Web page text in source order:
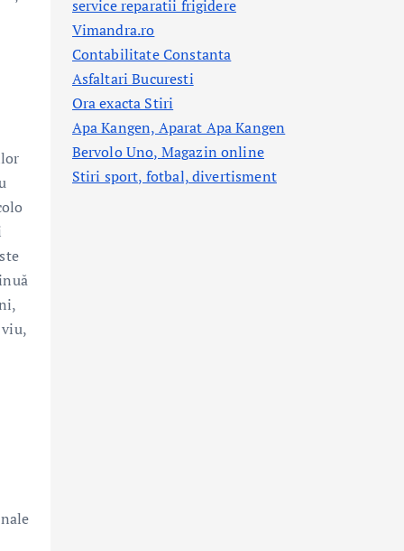
service reparatii frigidere
Vimandra.ro
Contabilitate Constanta
Asfaltari Bucuresti
Ora exacta Stiri
Apa Kangen, Aparat Apa Kangen
Bervolo Uno, Magazin online
Stiri sport, fotbal,divertisment